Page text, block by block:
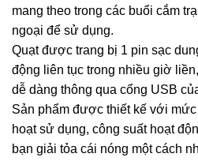
mang theo trong các buổi cắm
ngoại để sử dụng.
Quạt được trang bị 1 pin sạc
động liên tục trong nhiều giờ
dễ dàng thông qua cổng USB
Sản phẩm được thiết kế với
hoạt sử dụng, công suất hoạt
bạn giải tỏa cái nóng một cách